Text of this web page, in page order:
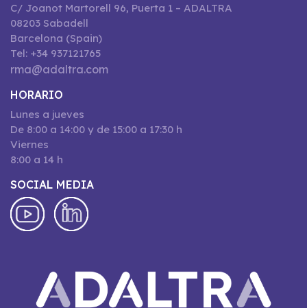
C/ Joanot Martorell 96, Puerta 1 – ADALTRA
08203 Sabadell
Barcelona (Spain)
Tel: +34 937121765
rma@adaltra.com
HORARIO
Lunes a jueves
De 8:00 a 14:00 y de 15:00 a 17:30 h
Viernes
8:00 a 14 h
SOCIAL MEDIA